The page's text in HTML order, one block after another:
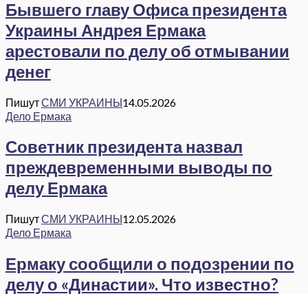
Бывшего главу Офиса президента
Украины Андрея Ермака
арестовали по делу об отмывании
денег
ПишутСМИ УКРАИНЫ14.05.2026
Дело Ермака
Советник президента назвал
преждевременными выводы по
делу Ермака
ПишутСМИ УКРАИНЫ12.05.2026
Дело Ермака
Ермаку сообщили о подозрении по
делу о «Династии». Что известно?